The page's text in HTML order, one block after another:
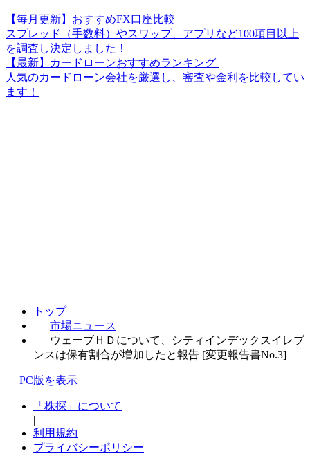
【毎月更新】おすすめFX口座比較
スプレッド（手数料）やスワップ、アプリなど100項目以上
を調査し決定しました！
【最新】カードローンおすすめランキング
人気のカードローン会社を厳選し、審査や金利を比較してい
ます！
トップ
市場ニュース
ウェーブＨＤについて、シティインデックスイレブ
ンスは保有割合が増加したと報告 [変更報告書No.3]
PC版を表示
「株探」について
|
利用規約
プライバシーポリシー